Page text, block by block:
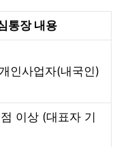
통장 내용
인사업자(내국인)
이상 (대표자 기